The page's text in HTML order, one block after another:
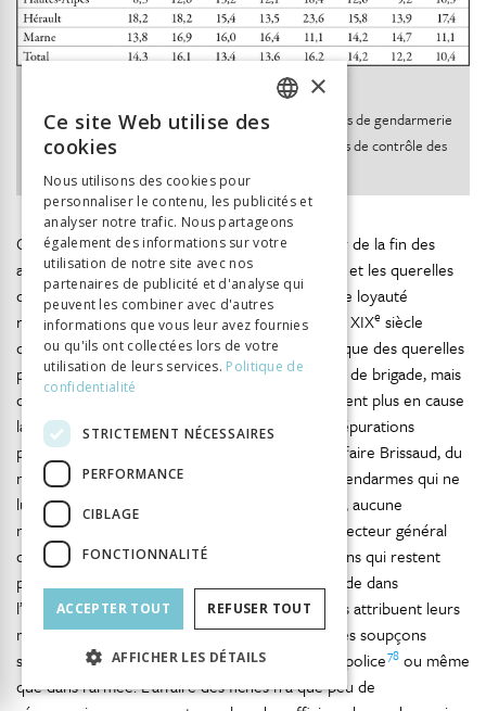
Taux de renouvellement (%) annuel des compagnies de gendarmerie
(1876-1883)(source : SHAT 42 Yc. registres matricules de contrôle des
troupes)
Cette sourde angoisse s’efface toutefois à partir de la fin des
années 1880. En surmontant le péril boulangiste et les querelles
cléricales76, la gendarmerie offre des preuves de loyauté
républicaine qui scellent l’apaisement. À la fin du XIXe siècle
comme au début du XXesiècle, il n’est pas rare que des querelles
politiques provoquent le déplacement d’un chef de brigade, mais
ces épisodes d’intérêt strictement local ne mettent plus en cause
la gendarmerie en tant que telle. Le temps des épurations
politiques est bien révolu, comme le prouve l’affaire Brissaud, du
nom de cet officier qui s’évertue à chasser les gendarmes qui ne
lui plaisent pas. Parmi ses 43 victimes supposées, aucune
n’invoque d’éventuels conflits d’opinion, et l’inspecteur général
chargé de l’enquête n’aborde jamais ces questions qui restent
pourtant, en 1905, de puissants motifs de discorde dans
l’ensemble de la société
. Si certains gendarmes attribuent leurs
mauvaises notes à des représailles partisanes, ces soupçons
semblent bien moins systématiques que dans la police78 ou même
que dans l’armée. L’affaire des fiches n’a que peu de
ITALIAN
×
Ce site Web utilise des
cookies
Nous utilisons des cookies pour
personnaliser le contenu, les publicités et
analyser notre trafic. Nous partageons
également des informations sur votre
utilisation de notre site avec nos
partenaires de publicité et d'analyse qui
peuvent les combiner avec d'autres
informations que vous leur avez fournies
ou qu'ils ont collectées lors de votre
utilisation de leurs services. Politique de
confidentialité
STRICTEMENT NÉCESSAIRES
PERFORMANCE
CIBLAGE
FONCTIONNALITÉ
ACCEPTER TOUT REFUSER TOUT
AFFICHER LES DÉTAILS